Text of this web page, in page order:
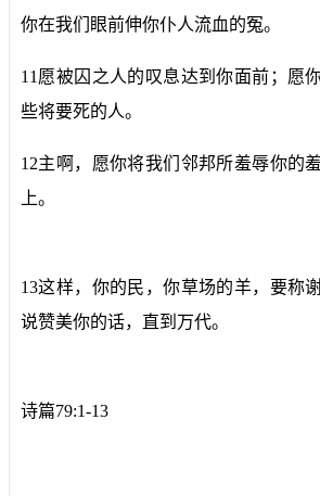
你在我们眼前伸你仆人流血的冤。
11愿被囚之人的叹息达到你面前；愿
些将要死的人。
12主啊，愿你将我们邻邦所羞辱你的
上。
13这样，你的民，你草场的羊，要称
说赞美你的话，直到万代。
诗篇79:1-13